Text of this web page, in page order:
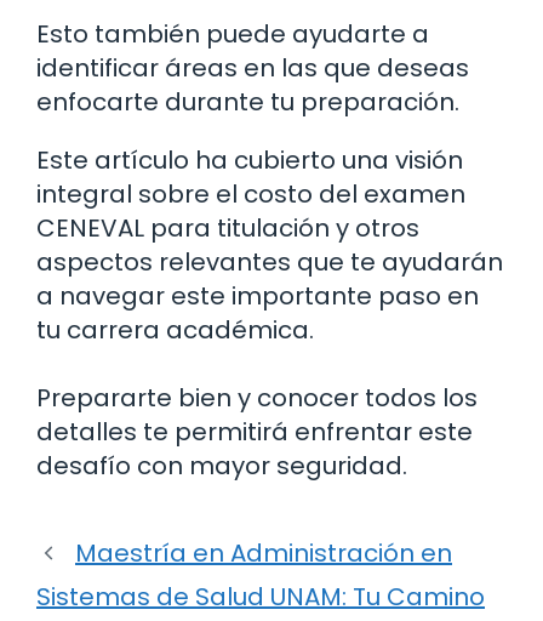
Esto también puede ayudarte a
identificar áreas en las que deseas
enfocarte durante tu preparación.
Este artículo ha cubierto una visión
integral sobre el costo del examen
CENEVAL para titulación y otros
aspectos relevantes que te ayudarán
a navegar este importante paso en
tu carrera académica.
Prepararte bien y conocer todos los
detalles te permitirá enfrentar este
desafío con mayor seguridad.
Maestría en Administración en
Sistemas de Salud UNAM: Tu Camino